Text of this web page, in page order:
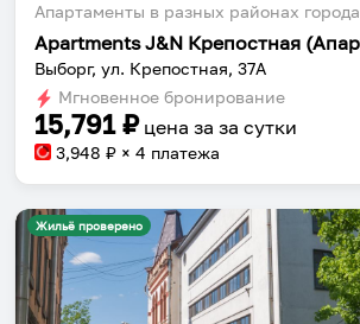
Апартаменты в разных районах города
Выборг, ул. Крепостная, 37А
Мгновенное бронирование
15,791₽ цена за за сутки
3,948 ₽ × 4 платежа
Жильё проверено